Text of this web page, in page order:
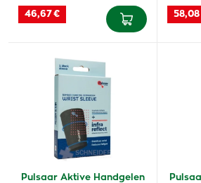
46,67 € 58,08
Pulsaar Aktive Handgelen